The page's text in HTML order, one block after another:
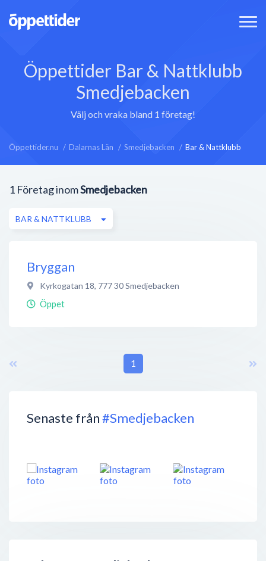
Öppettider Bar & Nattklubb
Smedjebacken
Välj och vraka bland 1 företag!
Öppettider.nu Dalarnas Län Smedjebacken Bar & Nattklubb
Senaste från#Smedjebacken
1 Företag inomSmedjebacken
BAR & NATTKLUBB
Bryggan
Kyrkogatan 18, 777 30Smedjebacken
Öppet
1